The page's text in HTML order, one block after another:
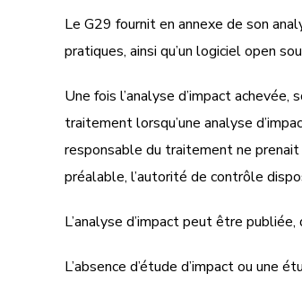
Le G29 fournit en annexe de son
pratiques, ainsi qu’un logiciel open
Une fois l’analyse d’impact
traitement lorsqu’une analyse
responsable du traitement ne
préalable, l’autorité de contrôle
L’analyse d’impact peut être
L’absence d’étude d’impact ou une